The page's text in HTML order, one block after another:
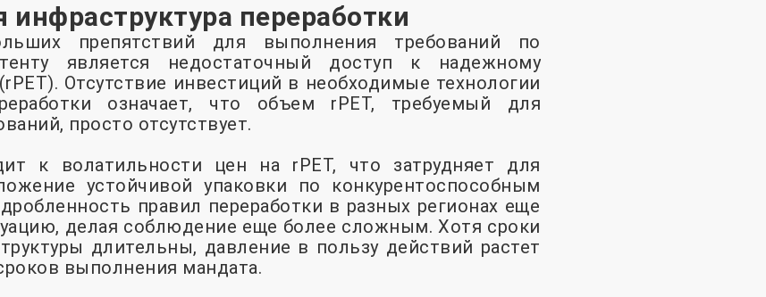
инфраструктура переработки
препятствий для выполнения требований по
является недостаточный доступ к надежному
Отсутствие инвестиций в необходимые технологии
означает, что объем rPET, требуемый для
просто отсутствует.
к волатильности цен на rPET, что затрудняет для
устойчивой упаковки по конкурентоспособным
правил переработки в разных регионах еще
делая соблюдение еще более сложным. Хотя сроки
длительны, давление в пользу действий растет
выполнения мандата.